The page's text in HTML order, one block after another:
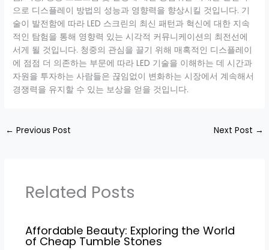
으로 디스플레이 방법의 성능과 영향력을 향상시킬 것입니다. 기
술이 발전함에 따라 LED 스크린의 최신 패턴과 혁신에 대한 지속
적인 탐험을 통해 영향력 있는 시각적 커뮤니케이션의 최전선에
서게 될 것입니다. 청중의 관심을 끌기 위해 매혹적인 디스플레이
에 점점 더 의존하는 부문에 따라 LED 기술을 이해하는 데 시간과
자원을 투자하는 사람들은 끊임없이 변화하는 시장에서 계속해서
경쟁력을 유지할 수 있는 보상을 얻을 것입니다.
← Previous Post Next Post →
Related Posts
Affordable Beauty: Exploring the World
of Cheap Tumble Stones